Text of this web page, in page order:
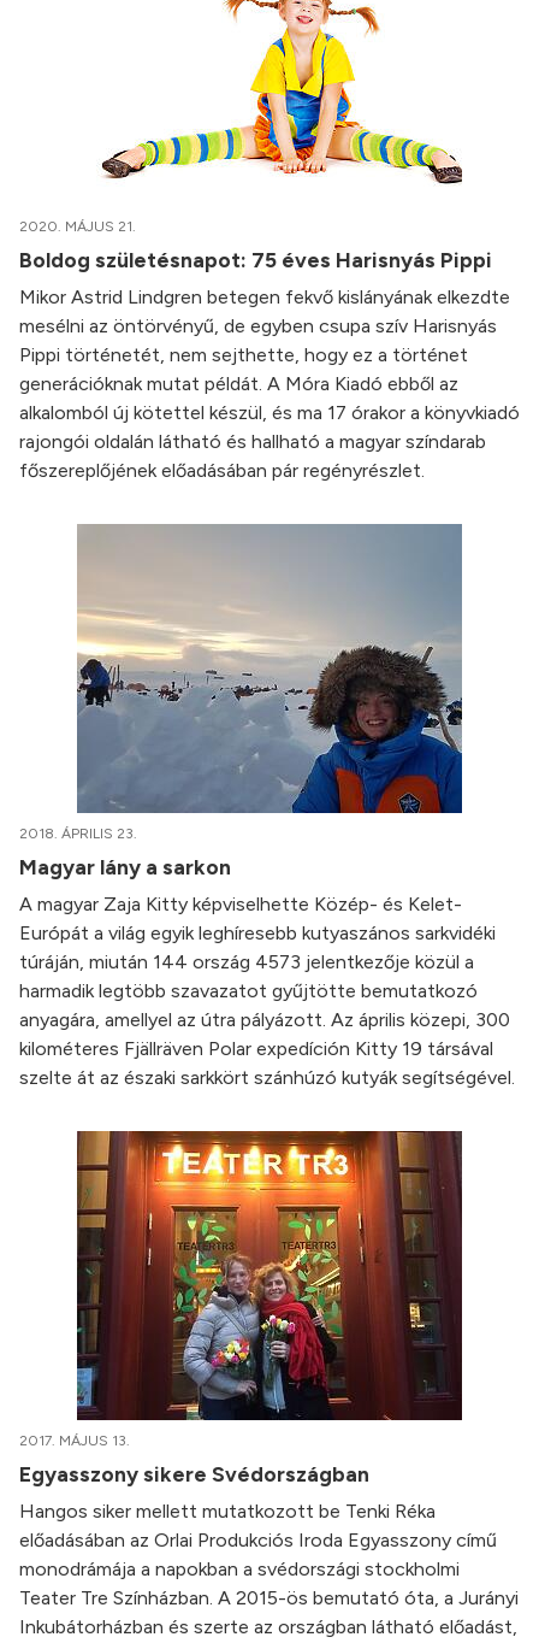
2020. MÁJUS 21.
Boldog születésnapot: 75 éves Harisnyás Pippi
Mikor Astrid Lindgren betegen fekvő kislányának elkezdte
mesélni az öntörvényű, de egyben csupa szív Harisnyás
Pippi történetét, nem sejthette, hogy ez a történet
generációknak mutat példát. A Móra Kiadó ebből az
alkalomból új kötettel készül, és ma 17 órakor a könyvkiadó
rajongói oldalán látható és hallható a magyar színdarab
főszereplőjének előadásában pár regényrészlet.
2018. ÁPRILIS 23.
Magyar lány a sarkon
A magyar Zaja Kitty képviselhette Közép- és Kelet-
Európát a világ egyik leghíresebb kutyaszános sarkvidéki
túráján, miután 144 ország 4573 jelentkezője közül a
harmadik legtöbb szavazatot gyűjtötte bemutatkozó
anyagára, amellyel az útra pályázott. Az április közepi, 300
kilométeres Fjällräven Polar expedíción Kitty 19 társával
szelte át az északi sarkkört szánhúzó kutyák segítségével.
2017. MÁJUS 13.
Egyasszony sikere Svédországban
Hangos siker mellett mutatkozott be Tenki Réka
előadásában az Orlai Produkciós Iroda Egyasszony című
monodrámája a napokban a svédországi stockholmi
Teater Tre Színházban. A 2015-ös bemutató óta, a Jurányi
Inkubátorházban és szerte az országban látható előadást,